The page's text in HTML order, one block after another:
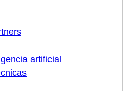
artificial